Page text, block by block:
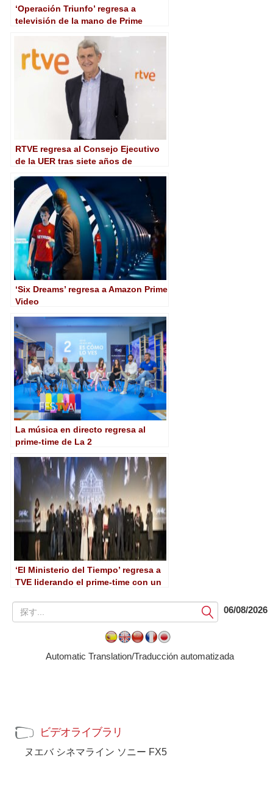
‘Operación Triunfo’ regresa a
televisión de la mano de Prime
RTVE regresa al Consejo Ejecutivo
de la UER tras siete años de
‘Six Dreams’ regresa a Amazon Prime
Video
La música en directo regresa al
prime-time de La 2
‘El Ministerio del Tiempo’ regresa a
TVE liderando el prime-time con un
提
出
06/08/2026
Automatic Translation/Traducción automatizada
ビデオライブラリ
ヌエバ シネマライン ソニー FX5